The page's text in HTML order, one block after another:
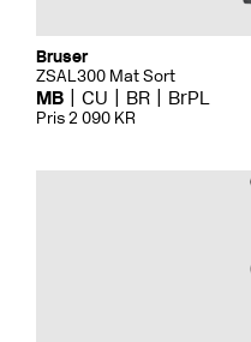
Bruser
ZSAL300 Mat Sort
MB CU BR BrPL
Pris 2 090 KR